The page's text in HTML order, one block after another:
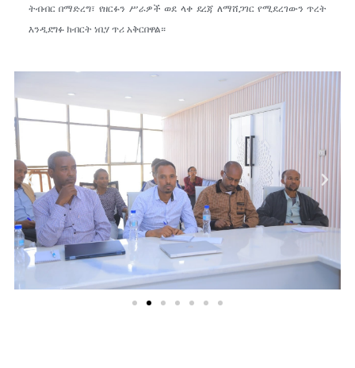
ትብብር በማድረግ፣ የዘርፉን ሥራዎች ወደ ላቀ ደረጃ ለማሸጋገር የሚደረገውን ጥረት
እንዲደግፉ ክብርት ነቢሃ ጥሪ አቅርበዋል።